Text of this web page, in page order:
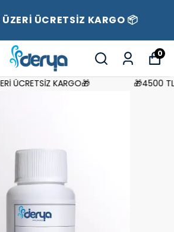
ÜCRETSİZ KARGO 📦
0
ÜCRETSİZ KARGO🎁 🎁4500 TL